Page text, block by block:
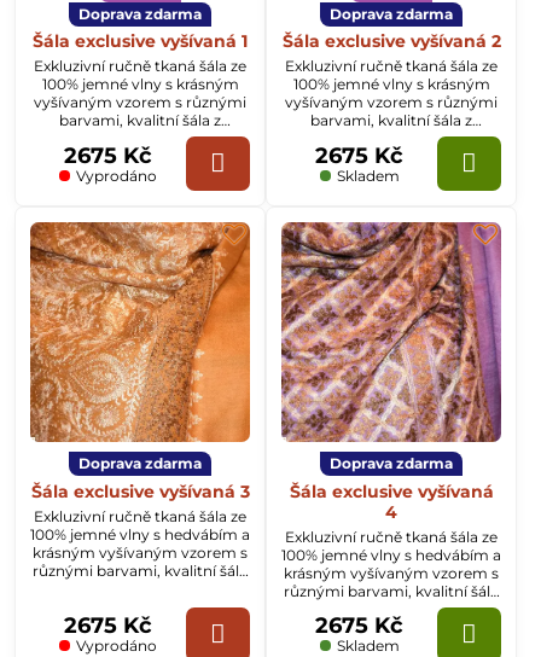
Doprava zdarma
Šála exclusive vyšívaná 1
Exkluzivní ručně tkaná šála ze
100% jemné vlny s krásným
vyšívaným vzorem s různými
barvami, kvalitní šála z
Kašmíru o rozměru
70x200cm.
Vyprodáno
2675 Kč
Doprava zdarma
Šála exclusive vyšívaná 2
Exkluzivní ručně tkaná šála ze
100% jemné vlny s krásným
vyšívaným vzorem s různými
barvami, kvalitní šála z
Kašmíru o rozměru
70x200cm.
Skladem
2675 Kč
Doprava zdarma
Šála exclusive vyšívaná 3
Exkluzivní ručně tkaná šála ze
100% jemné vlny s hedvábím a
krásným vyšívaným vzorem s
různými barvami, kvalitní šála
Vyprodáno
2675 Kč
Doprava zdarma
Šála exclusive vyšívaná
4
Exkluzivní ručně tkaná šála ze
100% jemné vlny s hedvábím a
krásným vyšívaným vzorem s
různými barvami, kvalitní šála
z Kašmíru o rozměru
70x200cm.
Skladem
2675 Kč